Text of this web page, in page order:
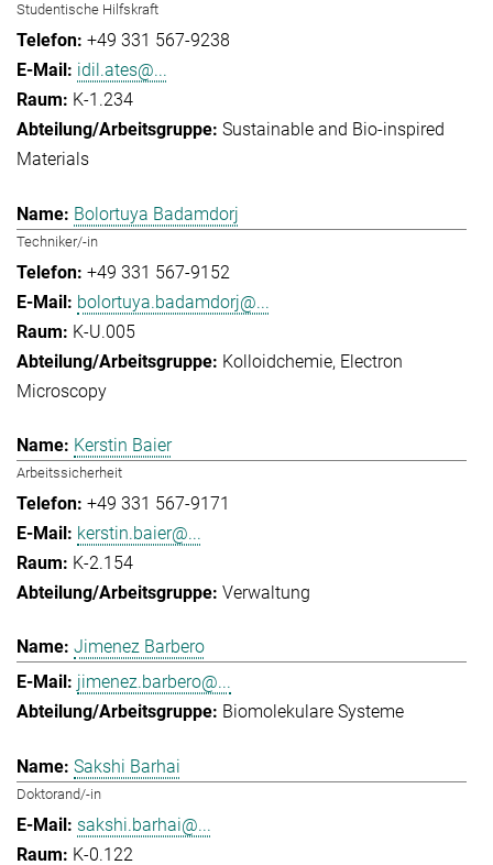
Studentische Hilfskraft
+49 331 567-9238
idil.ates@...
K-1.234
Sustainable and Bio-inspired
Materials
Bolortuya Badamdorj
Techniker/-in
+49 331 567-9152
bolortuya.badamdorj@...
K-U.005
Kolloidchemie Electron
Microscopy
Kerstin Baier
Arbeitssicherheit
+49 331 567-9171
kerstin.baier@...
K-2.154
Verwaltung
Jimenez Barbero
jimenez.barbero@...
Biomolekulare Systeme
Sakshi Barhai
Doktorand/-in
sakshi.barhai@...
K-0.122